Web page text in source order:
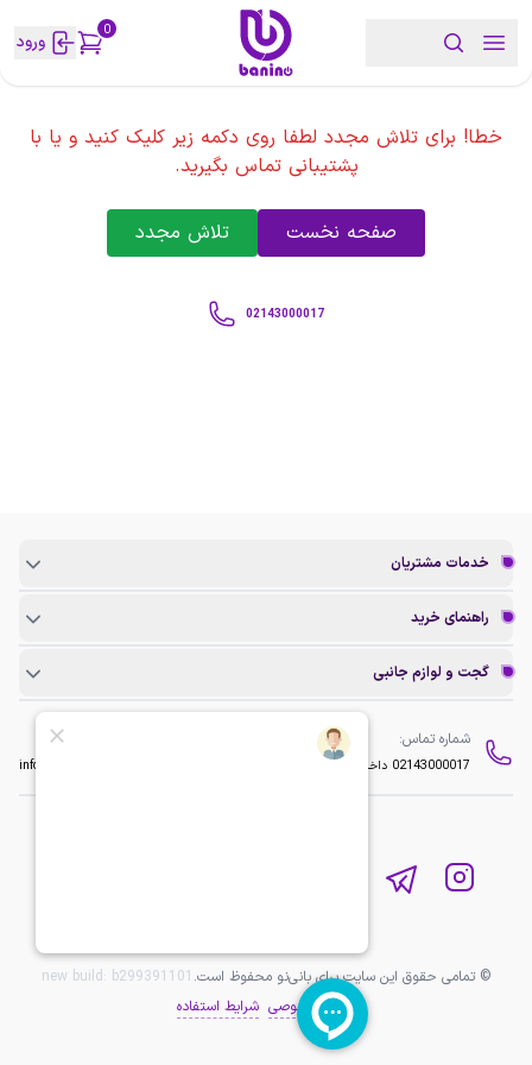
0 ورود
خطا! برای تلاش مجدد لطفا روی دکمه زیر کلیک کنید و یا با
پشتیبانی تماس بگیرید.
صفحه نخست تلاش مجدد
02143000017
خدمات مشتریان
راهنمای خرید
گجت و لوازم جانبی
شماره تماس:
02143000017 داخلی 2 info@baninopc.com
© تمامی حقوق این سایت برای بانی‌نو محفوظ است. new build: b299391101
حریم خصوصی شرایط استفاده